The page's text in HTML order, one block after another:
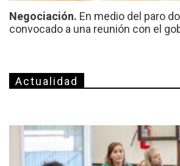
Negociación. En medio del paro
convocado a una reunión con el
Actualidad